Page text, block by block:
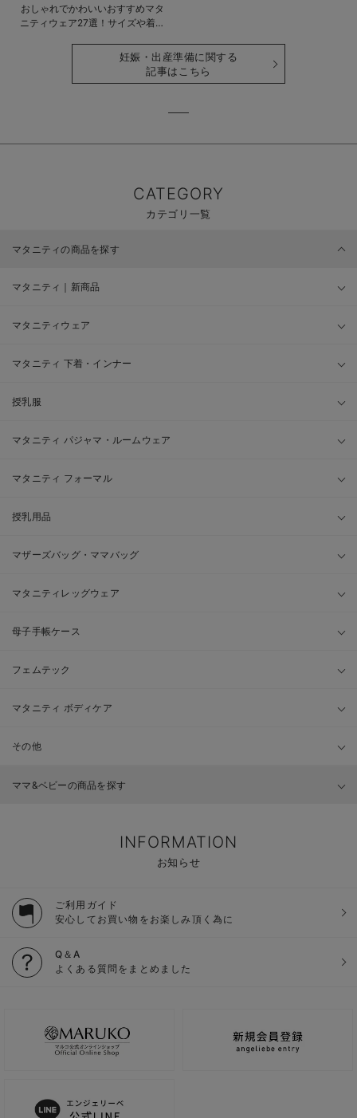
おしゃれでかわいいおすすめマタ
ニティウェア27選！サイズや着る
妊娠・出産準備に関する
記事はこちら
CATEGORY
カテゴリ一覧
マタニティの商品を探す
マタニティ｜新商品
マタニティウェア
マタニティ 下着・インナー
授乳服
マタニティ パジャマ・ルームウェア
マタニティ フォーマル
授乳用品
マザーズバッグ・ママバッグ
マタニティレッグウェア
母子手帳ケース
フェムテック
マタニティ ボディケア
その他
ママ&ベビーの商品を探す
INFORMATION
お知らせ
ご利用ガイド
安心してお買い物をお楽しみ頂く為に
Q＆A
よくある質問をまとめました